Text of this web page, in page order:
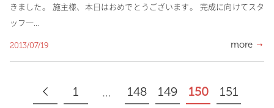
きました。 施主様、本日はおめでとうございます。 完成に向けてスタ
ッフ一...
2013/07/19 more
1 … 148 149 150
151